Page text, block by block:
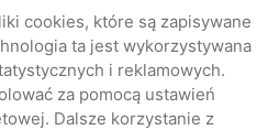
cookies, które są zapisywane
ta jest wykorzystywana
i reklamowych.
za pomocą ustawień
Dalsze korzystanie z